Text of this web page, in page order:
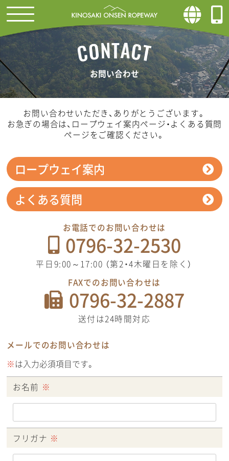
CONTACT
お問い合わせ
お問い合わせいただき、ありがとうございます。
お急ぎの場合は、 ロープウェイ案内ページ・よくある質問
ページをご確認ください。
ロープウェイ案内
よくある質問
お電話でのお問い合わせは
0796-32-2530
平日9:00～17:00 （第2・4木曜日を除く）
FAXでのお問い合わせは
0796-32-2887
送付は24時間対応
メールでのお問い合わせは
※は入力必須項目です。
お名前 ※
フリガナ ※